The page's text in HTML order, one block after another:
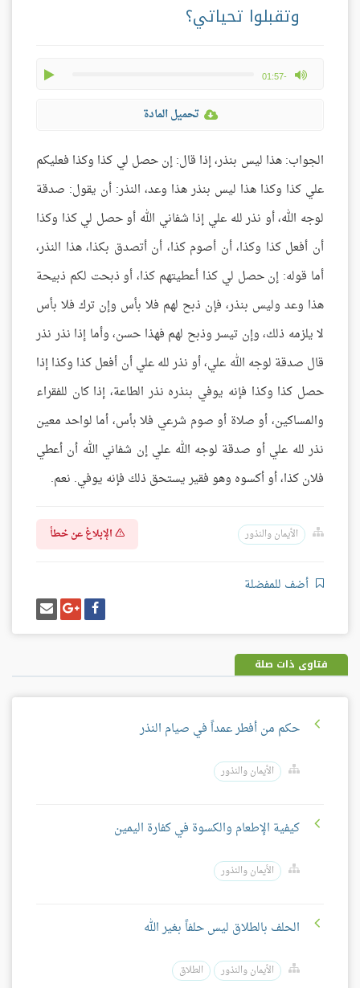
وتقبلوا تحياتي؟
-01:57
max volume
تحميل المادة
الجواب: هذا ليس بنذر، إذا قال: إن حصل لي كذا وكذا فعليكم
علي كذا وكذا هذا ليس بنذر هذا وعد، النذر: أن يقول: صدقة
لوجه الله، أو نذر لله علي إذا شفاني الله أو حصل لي كذا وكذا
أن أفعل كذا وكذا، أن أصوم كذا، أن أتصدق بكذا، هذا النذر،
أما قوله: إن حصل لي كذا أعطيتهم كذا، أو ذبحت لكم ذبيحة
هذا وعد وليس بنذر، فإن ذبح لهم فلا بأس وإن ترك فلا بأس
لا يلزمه ذلك، وإن تيسر وذبح لهم فهذا حسن، وأما إذا نذر نذر
قال صدقة لوجه الله علي، أو نذر لله علي أن أفعل كذا وكذا إذا
حصل كذا وكذا فإنه يوفي بنذره نذر الطاعة، إذا كان للفقراء
والمساكين، أو صلاة أو صوم شرعي فلا بأس، أما لواحد معين
نذر لله علي أو صدقة لوجه الله علي إن شفاني الله أن أعطي
فلان كذا، أو أكسوه وهو فقير يستحق ذلك فإنه يوفي. نعم.
الأيمان والنذور الإبلاغ عن خطأ
أضف للمفضلة
شارك
على
فيسبوك
شارك
على
غوغل
بلس
إرسل
إيميل
فتاوى ذات صلة
حكم من أفطر عمداً في صيام النذر
الأيمان والنذور
كيفية الإطعام والكسوة في كفارة اليمين
الأيمان والنذور
الحلف بالطلاق ليس حلفاً بغير الله
الأيمان والنذور الطلاق